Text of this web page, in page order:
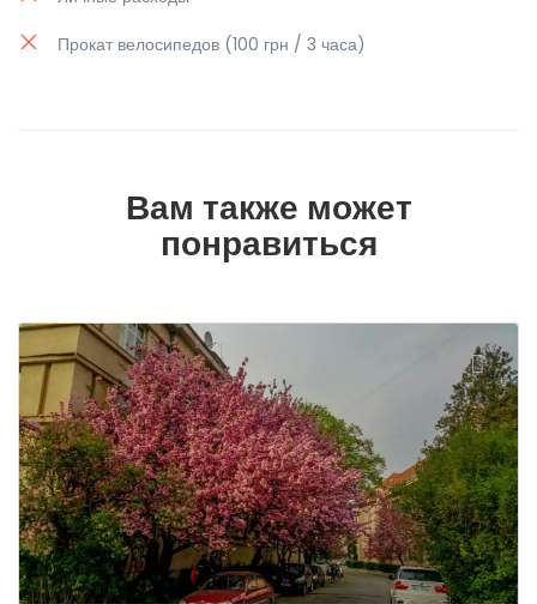
Прокат велосипедов (100 грн / 3 часа)
Вам также может
понравиться